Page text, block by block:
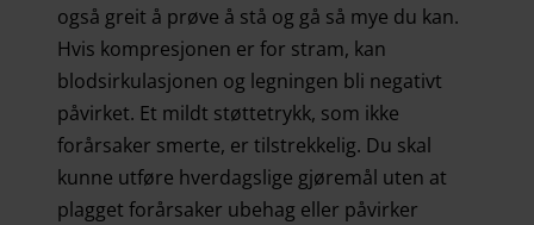
også greit å prøve å stå og gå så mye du kan.
Hvis kompresjonen er for stram, kan
blodsirkulasjonen og legningen bli negativt
påvirket. Et mildt støttetrykk, som ikke
forårsaker smerte, er tilstrekkelig. Du skal
kunne utføre hverdagslige gjøremål uten at
plagget forårsaker ubehag eller påvirker